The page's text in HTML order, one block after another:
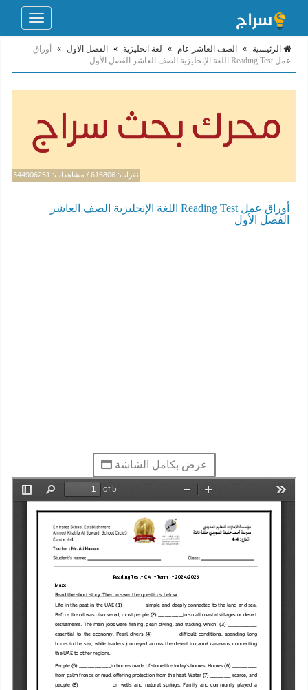
Toggle
الرئيسية » الصف العاشر عام » لغة انجليزية » الفصل الاول »
أوراق
عمل Reading Test اللغة الإنجليزية الصف العاشر الفصل الأول
نقرات: 616806 / مشاهدات: 344906251
أوراق عمل Reading Test اللغة الإنجليزية الصف العاشر
الفصل الأول
عرض بكامل الشاشة